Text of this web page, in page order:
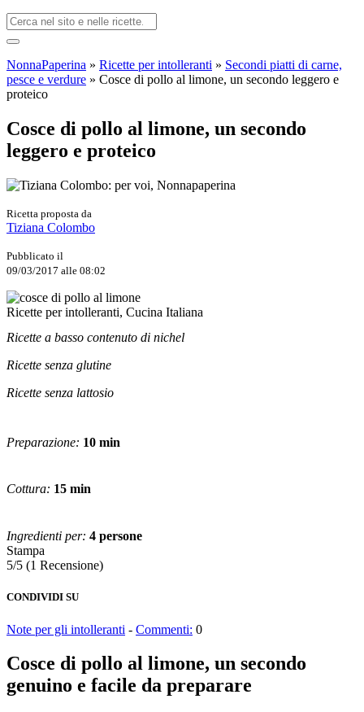
NonnaPaperina » Ricette per intolleranti » Secondi piatti di carne,
pesce e verdure » Cosce di pollo al limone, un secondo leggero e
proteico
Cosce di pollo al limone, un secondo
leggero e proteico
Ricetta proposta da
Tiziana Colombo
Pubblicato il
09/03/2017 alle 08:02
Ricette per intolleranti, Cucina Italiana
Ricette a basso contenuto di nichel
Ricette senza glutine
Ricette senza lattosio
Preparazione: 10 min
Cottura: 15 min
Ingredienti per: 4 persone
Stampa
5/5 (1 Recensione)
CONDIVIDI SU
Note per gli intolleranti - Commenti: 0
Cosce di pollo al limone, un secondo
genuino e facile da preparare